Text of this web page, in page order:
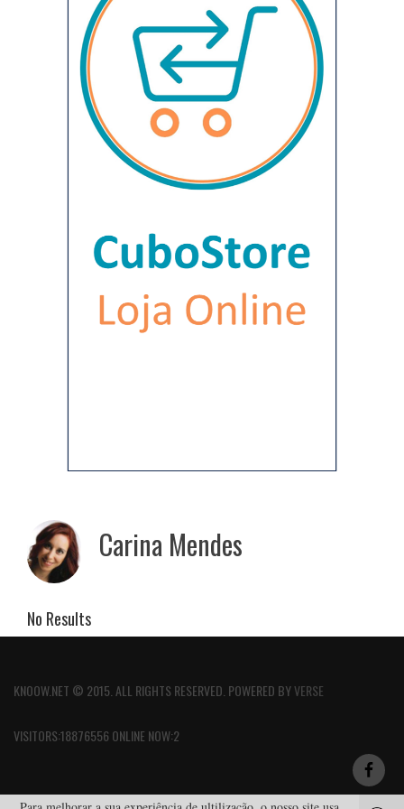
Carina Mendes
No Results
KNOOW.NET © 2015. ALL RIGHTS RESERVED. POWERED BYVERSE
VISITORS:18876556 ONLINE NOW:2